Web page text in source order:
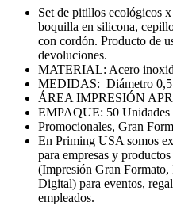
Set de pitillos ecológicos
boquilla en silicona,
con cordón. Producto de
devoluciones.
MATERIAL: Acero
MEDIDAS: Diámetro 0,5
ÁREA IMPRESIÓN
EMPAQUE: 50 Unidades
Promocionales, Gran
En Priming USA somos
para empresas y
(Impresión Gran
Digital) para eventos,
empleados.